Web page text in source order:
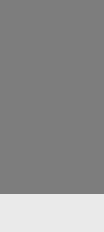
internetowego